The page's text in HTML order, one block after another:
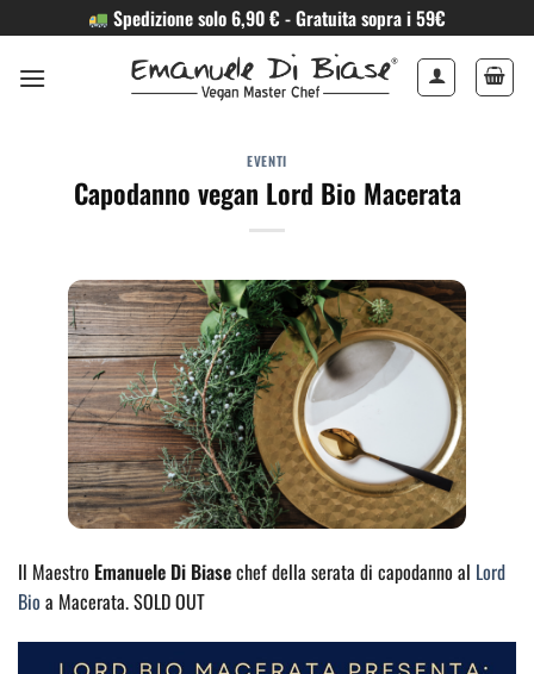
ai
contenuti
Spedizione solo 6,90 € - Gratuita sopra i 59€
EVENTI
Capodanno vegan Lord Bio Macerata
Il Maestro Emanuele Di Biasechef della serata di capodanno al Lord
Bio a Macerata. SOLD OUT